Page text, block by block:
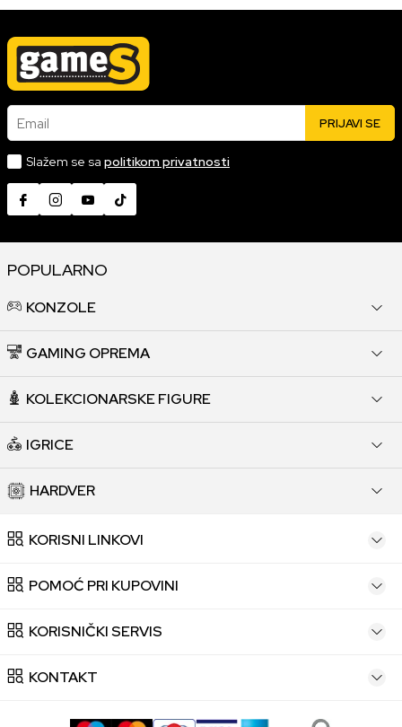
Email PRIJAVI SE
Slažem se sa politikom privatnosti
POPULARNO
KONZOLE
GAMING OPREMA
KOLEKCIONARSKE FIGURE
IGRICE
HARDVER
KORISNI LINKOVI
POMOĆ PRI KUPOVINI
KORISNIČKI SERVIS
KONTAKT